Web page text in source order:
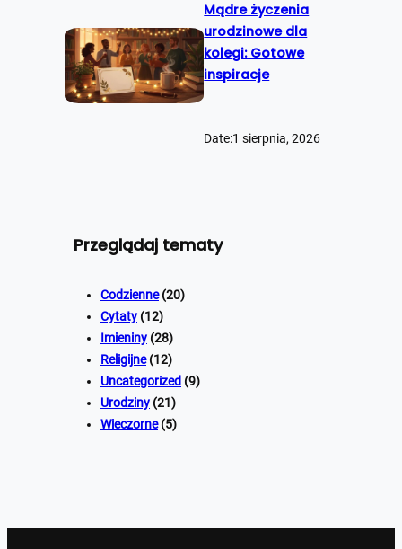
Mądre życzenia
urodzinowe dla
kolegi: Gotowe
inspiracje
Date:1 sierpnia, 2026
Przeglądaj tematy
Codzienne(20)
Cytaty (12)
Imieniny (28)
Religijne(12)
Uncategorized (9)
Urodziny (21)
Wieczorne(5)